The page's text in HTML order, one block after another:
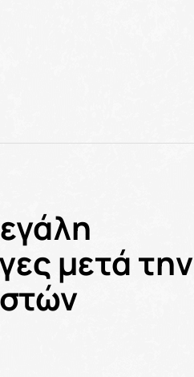
μετά την